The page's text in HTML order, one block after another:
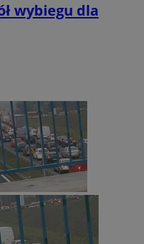
wybiegu dla